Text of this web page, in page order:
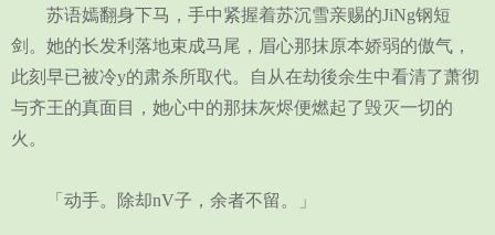
苏语嫣翻身下马，手中紧握着苏沉雪亲赐的JiNg钢短
剑。她的长发利落地束成马尾，眉心那抹原本娇弱的傲气，
此刻早已被冷y的肃杀所取代。自从在劫後余生中看清了萧彻
与齐王的真面目，她心中的那抹灰烬便燃起了毁灭一切的
火。
「动手。除却nV子，余者不留。」